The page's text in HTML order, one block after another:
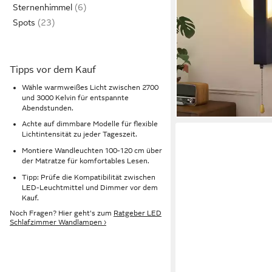
Sternenhimmel
Spots
Tipps vor dem Kauf
Wähle warmweißes Licht zwischen 2700
und 3000 Kelvin für entspannte
Abendstunden.
Achte auf dimmbare Modelle für flexible
Lichtintensität zu jeder Tageszeit.
Montiere Wandleuchten 100-120 cm über
der Matratze für komfortables Lesen.
Tipp: Prüfe die Kompatibilität zwischen
LED-Leuchtmittel und Dimmer vor dem
Kauf.
Noch Fragen? Hier geht's zum Ratgeber LED
Schlafzimmer Wandlampen ›
Modern Wandleuchte
LED fest integriert,
Wandlampe für
Wohnzimmer, Flur
Produktdatenblatt
-46%
lieferbar - in 3-4